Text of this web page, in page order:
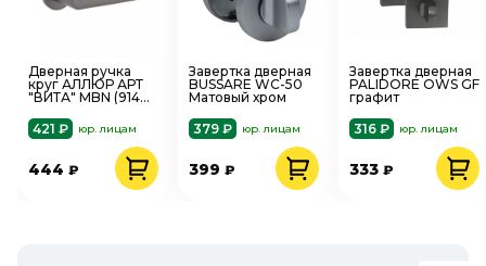
Дверная ручка
круг АЛЛЮР АРТ
"ВИТА" MBN (9140)
421 ₽
юр. лицам
444 ₽
Завертка дверная
BUSSARE WC-50
Матовый хром
379 ₽
юр. лицам
399 ₽
Завертка дверная
PALIDORE OWS GF
графит
316 ₽
юр. лицам
333 ₽